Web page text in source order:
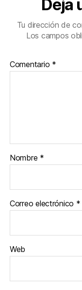
Deja
Tu dirección de
Los campos
Comentario *
Nombre *
Correo electrónico *
Web